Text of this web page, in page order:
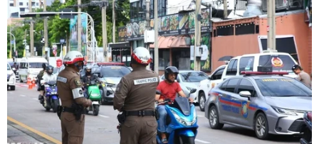
Một khu vực cửa khẩu biên giới Thái Lan-Malaysia. (Nguồn:
placesandfoods.com)
Ngày 8/6, giới chức Thái Lan cho biết đã đóng 6
cửa khẩu nhỏ dọc sông Kolok, tỉnh Narathiwat,